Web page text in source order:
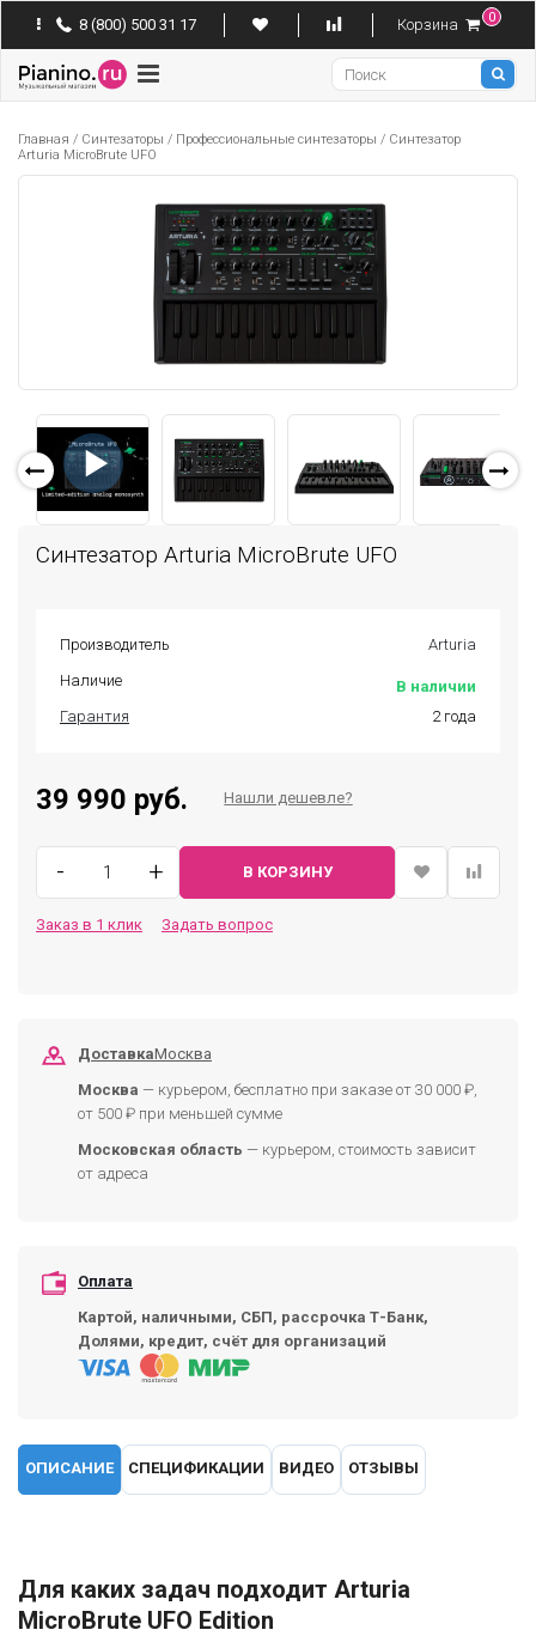
8 (800) 500 31 17 Корзина 0
Pianino
Главная / Синтезаторы / Профессиональные синтезаторы / Синтезатор
Arturia MicroBrute UFO
Синтезатор Arturia MicroBrute UFO
Производитель
Arturia
Наличие
В наличии
Гарантия
2 года
39 990 руб. Нашли дешевле?
- + В КОРЗИНУ
Заказ в 1 клик Задать вопрос
ДоставкаМосква
Москва — курьером, бесплатно при заказе от 30 000 ₽,
от 500 ₽ при меньшей сумме
Московская область — курьером, стоимость зависит
от адреса
Оплата
Картой, наличными, СБП, рассрочка Т-Банк,
Долями, кредит, счёт для организаций
ОПИСАНИЕ СПЕЦИФИКАЦИИ ВИДЕО ОТЗЫВЫ
Для каких задач подходит Arturia
MicroBrute UFO Edition